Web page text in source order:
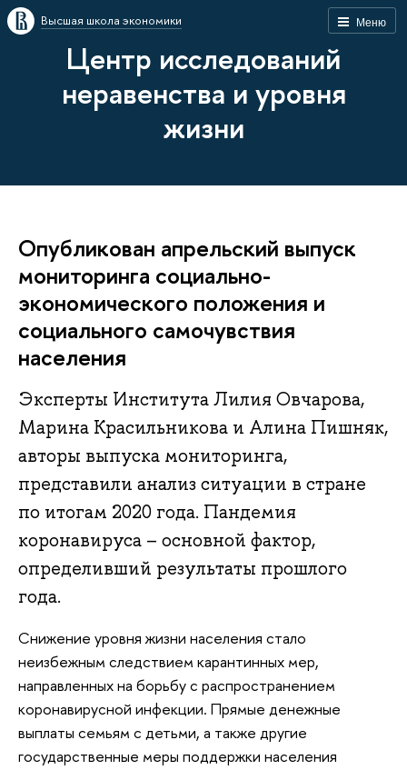
Меню
Высшая школа экономики
Центр исследований
неравенства и уровня
жизни
Опубликован апрельский выпуск
мониторинга социально-
экономического положения и
социального самочувствия
населения
Эксперты Института Лилия Овчарова,
Марина Красильникова и Алина Пишняк,
авторы выпуска мониторинга,
представили анализ ситуации в стране
по итогам 2020 года. Пандемия
коронавируса – основной фактор,
определивший результаты прошлого
года.
Снижение уровня жизни населения стало
неизбежным следствием карантинных мер,
направленных на борьбу с распространением
коронавирусной инфекции. Прямые денежные
выплаты семьям с детьми, а также другие
государственные меры поддержки населения